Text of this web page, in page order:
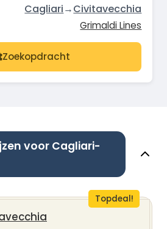
Cagliari→Civitavecchia
Grimaldi Lines
Zoekopdracht
voor Cagliari-
Topdeal!